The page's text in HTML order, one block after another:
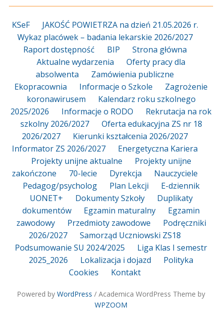
KSeF
JAKOŚĆ POWIETRZA na dzień 21.05.2026 r.
Wykaz placówek – badania lekarskie 2026/2027
Raport dostępność
BIP
Strona główna
Aktualne wydarzenia
Oferty pracy dla
absolwenta
Zamówienia publiczne
Ekopracownia
Informacje o Szkole
Zagrożenie
koronawirusem
Kalendarz roku szkolnego
2025/2026
Informacje o RODO
Rekrutacja na rok
szkolny 2026/2027
Oferta edukacyjna ZS nr 18
2026/2027
Kierunki kształcenia 2026/2027
Informator ZS 2026/2027
Energetyczna Kariera
Projekty unijne aktualne
Projekty unijne
zakończone
70-lecie Dyrekcja
Nauczyciele
Pedagog/psycholog
Plan Lekcji
E-dziennik
UONET+
Dokumenty Szkoły
Duplikaty
dokumentów
Egzamin maturalny
Egzamin
zawodowy
Przedmioty zawodowe
Podręczniki
2026/2027
Samorząd Uczniowski ZS18
Podsumowanie SU 2024/2025
Liga Klas I semestr
2025_2026
Lokalizacja i dojazd
Polityka
Cookies
Kontakt
Powered by WordPress / Academica WordPress Theme by
WPZOOM